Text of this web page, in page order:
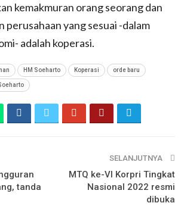
kemakmuran orang seorang dan
perusahaan yang sesuai -dalam
adalah koperasi.
HM Soeharto Koperasi orde baru
tanda
SELANJUTNYA
MTQ ke-VI Korpri Tingkat
Nasional 2022 resmi
dibuka